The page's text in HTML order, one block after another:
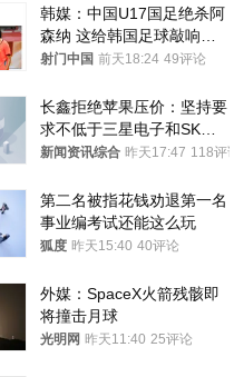
韩媒：中国U17国足绝杀阿
森纳 这给韩国足球敲响了
警钟
射门中国 前天18:24 49评论
长鑫拒绝苹果压价：坚持要
求不低于三星电子和SK海
力士
新闻资讯综合 昨天17:47 118评论
第二名被指花钱劝退第一名
事业编考试还能这么玩
狐度 昨天15:40 40评论
外媒：SpaceX火箭残骸即
将撞击月球
光明网 昨天11:40 25评论